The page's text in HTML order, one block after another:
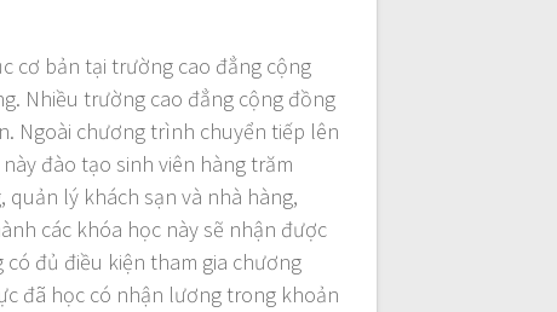
cơ bản tại trường cao đẳng cộng
Nhiều trường cao đẳng cộng đồng
Ngoài chương trình chuyển tiếp lên
đào tạo sinh viên hàng trăm
lý khách sạn và nhà hàng,
các khóa học này sẽ nhận được
đủ điều kiện tham gia chương
đã học có nhận lương trong khoản